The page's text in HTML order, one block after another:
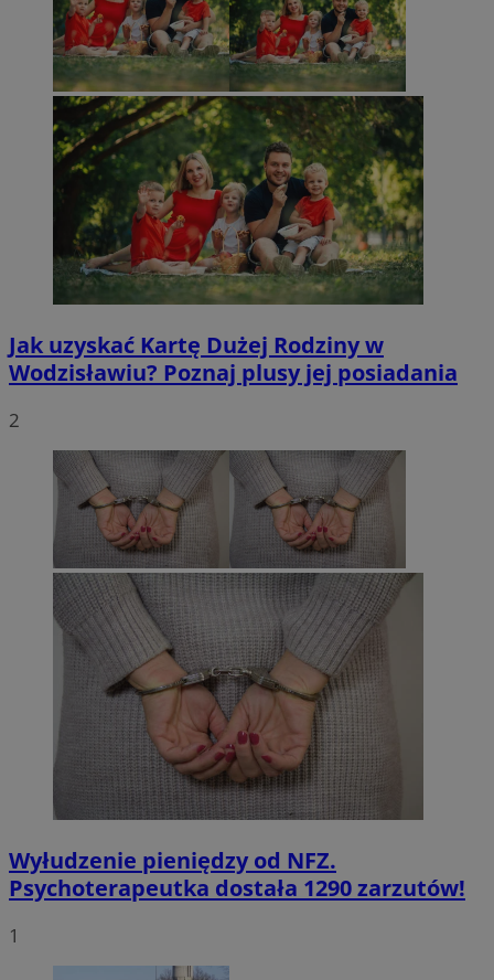
Jak uzyskać Kartę Dużej Rodziny w
Wodzisławiu? Poznaj plusy jej posiadania
2
Wyłudzenie pieniędzy od NFZ.
Psychoterapeutka dostała 1290 zarzutów!
1